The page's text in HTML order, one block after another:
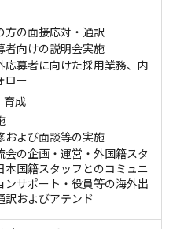
方の面接応対・通訳
者向けの説明会実施
応募者に向けた採用業務、内
ロー
成
および面談等の実施
会の企画・運営・外国籍スタ
本国籍スタッフとのコミュニ
ンサポート・役員等の海外出
訳およびアテンド